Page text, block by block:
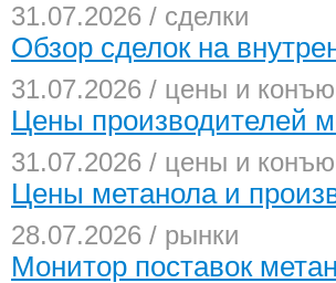
31.07.2026 / сделки
Обзор сделок на
31.07.2026 / цены и
Цены производителей
31.07.2026 / цены и
Цены метанола и
28.07.2026 / рынки
Монитор поставок